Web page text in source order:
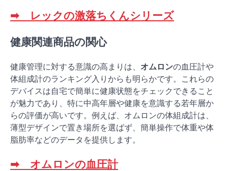
➡ レックの激落ちくんシリーズ
健康関連商品の関心
健康管理に対する意識の高まりは、 オムロンの血圧計や
体組成計のランキング入りからも明らかです。これらの
デバイスは自宅で簡単に健康状態をチェックできること
が魅力であり、特に中高年層や健康を意識する若年層か
らの評価が高いです。例えば、オムロンの体組成計は、
薄型デザインで置き場所を選ばず、簡単操作で体重や体
脂肪率などのデータを提供します。
➡ オムロンの血圧計